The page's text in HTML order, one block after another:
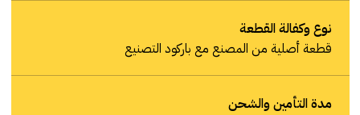
نوع وكفالة القطعة
قطعة أصلية من المصنع مع باركود التصنيع
مدة التأمين والشحن